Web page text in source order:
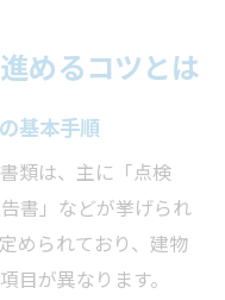
めるコツとは
基本手順
類は、主に「点検
書」などが挙げられ
められており、建物
目が異なります。